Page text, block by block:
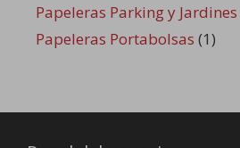
Papeleras Parking y Jardines
Papeleras Portabolsas (1)